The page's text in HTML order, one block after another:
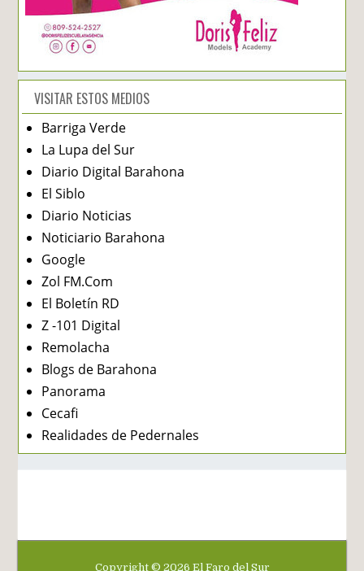
VISITAR ESTOS MEDIOS
Barriga Verde
La Lupa del Sur
Diario Digital Barahona
El Siblo
Diario Noticias
Noticiario Barahona
Google
Zol FM.Com
El Boletín RD
Z -101 Digital
Remolacha
Blogs de Barahona
Panorama
Cecafi
Realidades de Pedernales
Copyright © 2026 El Faro del Sur